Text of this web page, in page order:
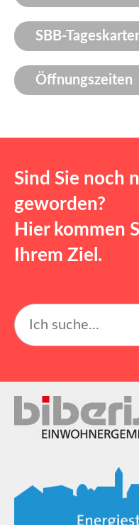
SBB-
Öffnungszeiten
Sind Sie noch
geworden?
Hier kommen
Ihrem Ziel.